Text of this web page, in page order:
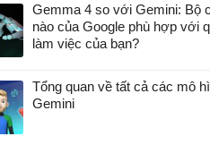
Gemma 4 so với Gemini: Bộ
nào của Google phù hợp với
làm việc của bạn?
Tổng quan về tất cả các mô
Gemini